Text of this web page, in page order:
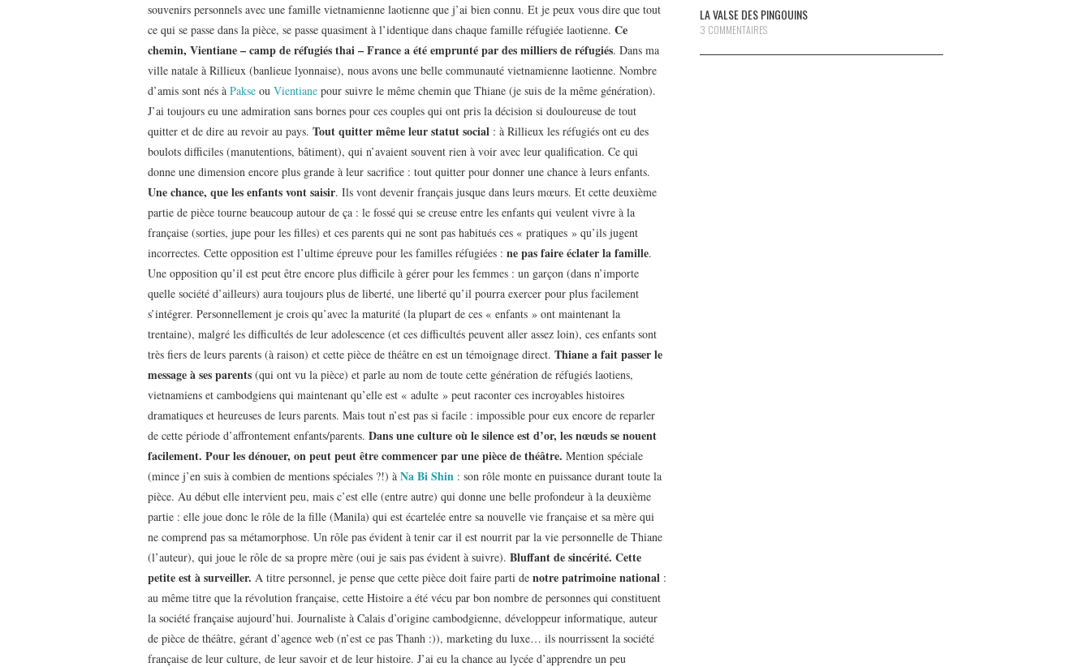
souvenirs personnels avec une famille vietnamienne laotienne que j’ai bien connu. Et je peux vous dire que tout
ce qui se passe dans la pièce, se passe quasiment à l’identique dans chaque famille réfugiée laotienne. Ce
chemin, Vientiane – camp de réfugiés thai – France a été emprunté par des milliers de réfugiés. Dans ma
ville natale à Rillieux (banlieue lyonnaise), nous avons une belle communauté vietnamienne laotienne. Nombre
d’amis sont nés à Pakse ou Vientiane pour suivre le même chemin que Thiane (je suis de la même génération).
J’ai toujours eu une admiration sans bornes pour ces couples qui ont pris la décision si douloureuse de tout
quitter et de dire au revoir au pays. Tout quitter même leur statut social : à Rillieux les réfugiés ont eu des
boulots difficiles (manutentions, bâtiment), qui n’avaient souvent rien à voir avec leur qualification. Ce qui
donne une dimension encore plus grande à leur sacrifice : tout quitter pour donner une chance à leurs enfants.
Une chance, que les enfants vont saisir. Ils vont devenir français jusque dans leurs mœurs. Et cette deuxième
partie de pièce tourne beaucoup autour de ça : le fossé qui se creuse entre les enfants qui veulent vivre à la
française (sorties, jupe pour les filles) et ces parents qui ne sont pas habitués ces « pratiques » qu’ils jugent
incorrectes. Cette opposition est l’ultime épreuve pour les familles réfugiées : ne pas faire éclater la famille.
Une opposition qu’il est peut être encore plus difficile à gérer pour les femmes : un garçon (dans n’importe
quelle société d’ailleurs) aura toujours plus de liberté, une liberté qu’il pourra exercer pour plus facilement
s’intégrer. Personnellement je crois qu’avec la maturité (la plupart de ces « enfants » ont maintenant la
trentaine), malgré les difficultés de leur adolescence (et ces difficultés peuvent aller assez loin), ces enfants sont
très fiers de leurs parents (à raison) et cette pièce de théâtre en est un témoignage direct. Thiane a fait passer le
message à ses parents (qui ont vu la pièce) et parle au nom de toute cette génération de réfugiés laotiens,
vietnamiens et cambodgiens qui maintenant qu’elle est « adulte » peut raconter ces incroyables histoires
dramatiques et heureuses de leurs parents. Mais tout n’est pas si facile : impossible pour eux encore de reparler
de cette période d’affrontement enfants/parents. Dans une culture où le silence est d’or, les nœuds se nouent
facilement. Pour les dénouer, on peut peut être commencer par une pièce de théâtre. Mention spéciale
(mince j’en suis à combien de mentions spéciales ?!) à Na Bi Shin : son rôle monte en puissance durant toute la
pièce. Au début elle intervient peu, mais c’est elle (entre autre) qui donne une belle profondeur à la deuxième
partie : elle joue donc le rôle de la fille (Manila) qui est écartelée entre sa nouvelle vie française et sa mère qui
ne comprend pas sa métamorphose. Un rôle pas évident à tenir car il est nourrit par la vie personnelle de Thiane
(l’auteur), qui joue le rôle de sa propre mère (oui je sais pas évident à suivre). Bluffant de sincérité. Cette
petite est à surveiller. A titre personnel, je pense que cette pièce doit faire parti de notre patrimoine national :
au même titre que la révolution française, cette Histoire a été vécu par bon nombre de personnes qui constituent
la société française aujourd’hui. Journaliste à Calais d’origine cambodgienne, développeur informatique, auteur
de pièce de théâtre, gérant d’agence web (n’est ce pas Thanh :)), marketing du luxe… ils nourrissent la société
française de leur culture, de leur savoir et de leur histoire. J’ai eu la chance au lycée d’apprendre un peu
LA VALSE DES PINGOUINS
3 COMMENTAIRES